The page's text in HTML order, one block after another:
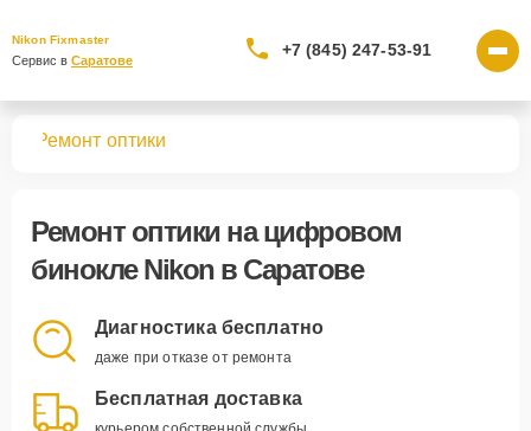
Nikon Fixmaster
Сервис в Саратове
+7 (845) 247-53-91
Ремонт оптики
Ремонт оптики на цифровом
бинокле Nikon в Саратове
Диагностика бесплатно
даже при отказе от ремонта
Бесплатная доставка